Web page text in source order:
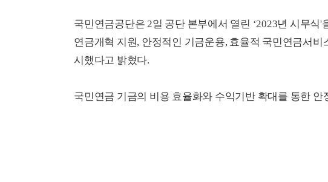
국민연금공단은 2일 공단 본부에서 열린 ‘2023년 시무식
연금개혁 지원, 안정적인 기금운용, 효율적 국민연금서
시했다고 밝혔다.
국민연금 기금의 비용 효율화와 수익기반 확대를 통한